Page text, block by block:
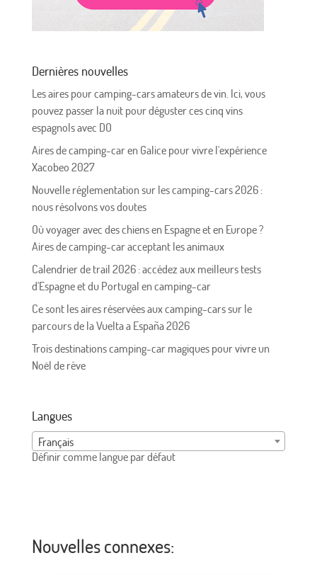
Dernières nouvelles
Les aires pour camping-cars amateurs de vin. Ici, vous
pouvez passer la nuit pour déguster ces cinq vins
espagnols avec DO
Aires de camping-car en Galice pour vivre l'expérience
Xacobeo 2027
Nouvelle réglementation sur les camping-cars 2026 :
nous résolvons vos doutes
Où voyager avec des chiens en Espagne et en Europe ?
Aires de camping-car acceptant les animaux
Calendrier de trail 2026 : accédez aux meilleurs tests
d'Espagne et du Portugal en camping-car
Ce sont les aires réservées aux camping-cars sur le
parcours de la Vuelta a España 2026
Trois destinations camping-car magiques pour vivre un
Noël de rêve
Langues
Français
Définir comme langue par défaut
Nouvelles connexes: